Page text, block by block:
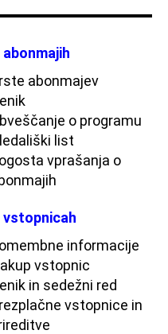
abonmajih
abonmajev
o programu
list
vprašanja o
vstopnicah
informacije
vstopnic
in sedežni red
vstopnice in